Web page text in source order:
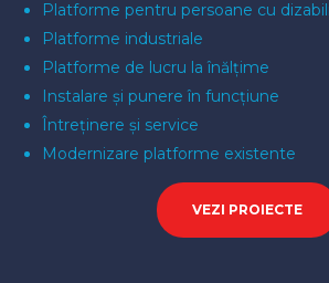
Platforme pentru persoane cu
Platforme industriale
Platforme de lucru la înălțime
Instalare și punere în funcțiune
Întreținere și service
Modernizare platforme existente
VEZI PROIECTE